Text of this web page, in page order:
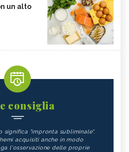
un alto
consiglia
significa "impronta subliminale".
acquisiti anche in modo
l'osservazione delle proprie